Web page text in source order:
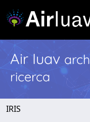
Air Iuav
ricerca
IRIS